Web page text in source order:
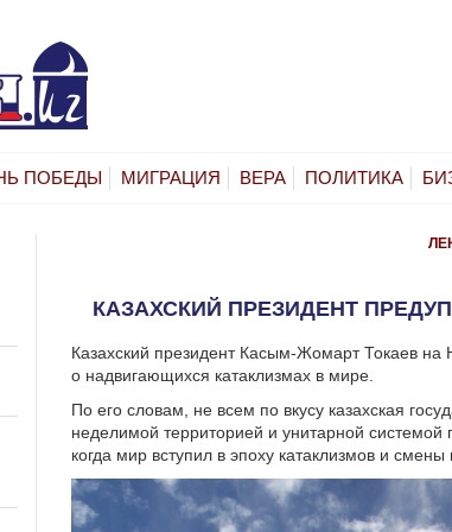
ПОБЕДЫ МИГРАЦИЯ ВЕРА ПОЛИТИКА
КАЗАХСКИЙ ПРЕЗИДЕНТ
Казахский президент Касым-Жомарт Токаев
о надвигающихся катаклизмах в мире.
По его словам, не всем по вкусу казахская
неделимой территорией и унитарной
когда мир вступил в эпоху катаклизмов и смены